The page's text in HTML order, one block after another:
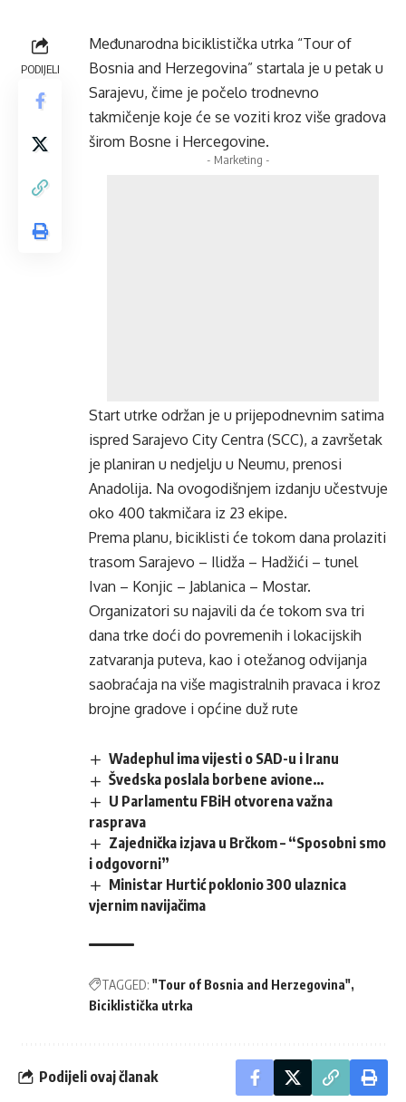
PODIJELI
Međunarodna biciklistička utrka “Tour of
Bosnia and Herzegovina” startala je u petak u
Sarajevu, čime je počelo trodnevno
takmičenje koje će se voziti kroz više gradova
širom Bosne i Hercegovine.
- Marketing -
Start utrke održan je u prijepodnevnim satima
ispred Sarajevo City Centra (SCC), a završetak
je planiran u nedjelju u Neumu, prenosi
Anadolija. Na ovogodišnjem izdanju učestvuje
oko 400 takmičara iz 23 ekipe.
Prema planu, biciklisti će tokom dana prolaziti
trasom Sarajevo – Ilidža – Hadžići – tunel
Ivan – Konjic – Jablanica – Mostar.
Organizatori su najavili da će tokom sva tri
dana trke doći do povremenih i lokacijskih
zatvaranja puteva, kao i otežanog odvijanja
saobraćaja na više magistralnih pravaca i kroz
brojne gradove i općine duž rute
Wadephul ima vijesti o SAD-u i Iranu
Švedska poslala borbene avione…
U Parlamentu FBiH otvorena važna
rasprava
Zajednička izjava u Brčkom – “Sposobni smo
i odgovorni”
Ministar Hurtić poklonio 300 ulaznica
vjernim navijačima
TAGGED: "Tour of Bosnia and Herzegovina"
Biciklistička utrka
Podijeli ovaj članak